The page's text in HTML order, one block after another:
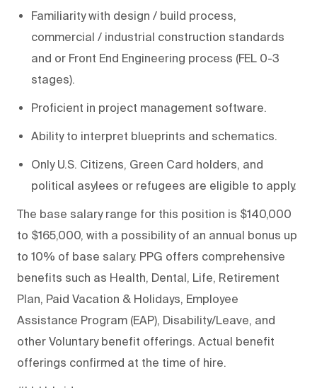
Familiarity with design / build process,
commercial / industrial construction standards
and or Front End Engineering process (FEL 0-3
stages).
Proficient in project management software.
Ability to interpret blueprints and schematics.
Only U.S. Citizens, Green Card holders, and
political asylees or refugees are eligible to apply.
The base salary range for this position is $140,000
to $165,000, with a possibility of an annual bonus up
to 10% of base salary. PPG offers comprehensive
benefits such as Health, Dental, Life, Retirement
Plan, Paid Vacation & Holidays, Employee
Assistance Program (EAP), Disability/Leave, and
other Voluntary benefit offerings. Actual benefit
offerings confirmed at the time of hire.